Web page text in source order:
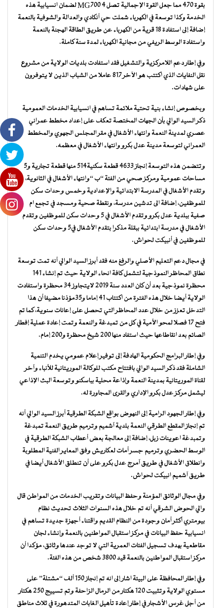
بقوة 470 مما جعل القوة الإجمالية تصل 4 MG700 لضمان انسيابية هذه
الخدمة وكذا توسعة في الكهرباء شملت حي أنكادي والعدالة والشوفية بالنعمة
إضافة إلى استفادة 18 قرية من الكهرباء عن طريق الطاقة الهجنة بالنعمة
واستفادة الوسط الريفي من مجانية الكهرباء لمدة سنة كاملة.
وفي إطار دعم اللامركزية والتشغيل فقد استفادت بلديات الولاية من مشروع
نقل النفايات الذي اكتتب هو الآخر 817 عاملا من الشباب الذين لا يتوفرون
على شهادات.
وبخصوص إنشاء بنية تحتية ملائمة تساهم في انسيابية الخدمات العمومية
ذكر السيد الوالي بأن الجهات المختصة تعكف على إعداد مخطط عمراني
عصري لمدينة النعمة وانتهاء الأشغال في مقر المجلس الجهوي والمخطط
العمراني لتوسعة مدينة عدل بكرو وانتهاء الأشغال في معظمه.
وتتضمن هذه التوسعة إنجاز 4633 قطعة سكنية514 منها قطعة تجارية و5
مساحات عمومية ومركز صحي من الفئة “ب “وانتهاء الأشغال في الثانوية،
وتقدم الأشغال في المدرسة الابتدائية والإعدادية وخمس وحدات سكن
للموظفين، إضافة الى تدشين مدرسة، ونقطة صحية ومسجد في تجمع ام
صفية ببلدية عدل بكرو وتقدم الأشغال في 5 وحدات سكن للموظفين وتقدم
الأشغال في مدرسة ابتدائية ببقلة مذكرا بتقدم الأشغال في5 وحدات سكن
للموظفين في أنبيكت لحواش.
في مجال دعم التعليم الأصلي والرفغ منه فقد أبرز السيد الوالي أنه تمت توسعة
نطاق المحاظر النموذجية لتشمل كافة انحاء الولاية حيث تم إنشاء 141
محظرة نموذجية بعد أن كان العدد سنة 2019 لايتجاوز 34 محظرة واستفادت
الولاية أيضا خلال هذه الفترة من اكتتاب 41 إماما و35مؤذنا مضيفا أن هذا
التدخل تعزز من خلال عدد المحاظر التي تحصل على إعانات سنوية، كما تم
فتح 17 فصلا لمحو الأمية في كل من تمبدغة والنعمة وتمت إعادة عملية إفطار
الصائم بعد انقاطاعها حيث استفاد منها 200 شيخ محظرة و200 إمام.
وفي إطار البرامج الحكومية الهادفة إلى توفير إعلام عمومي يخدم التنمية
الشاملة فقد ذكر السيد الوالي بافتتاح مكتب للوكالة الموريتانية للأنباء وآخر
لقناة الموريتانية بمدينة النعمة وإذاعة محلية بباسكنو وتوسعة البث الإذاعي
ليشمل مركز عدل بكرو الإداري والقرى المجاورة له.
وفي إطار الجهود الرامية إلى النهوض بواقع الشبكة الطرقية أبرز السيد الوالي أنه
تم إنجاز المقطع الطرقي النعمة بلدية آشميم وترميم طريق النعمة تمبدغة
وتمبدغة اعوينات زبل، إضافة إلى معالجة بعض أعطاب الشبكة الطرقية في
الوسط الحضري وترميم جسر أمات لعكاريش وفق المعاير الفنية المطلوبة
وانطلاق الأشغال في طريق آمرج عدل بكرو على أن تنطلق الأشغال أيضا في
طريق آشميم انبيكت لحواش.
وفي مجال الوثائق المؤمنة وحفظ البيانات وتقريب الخدمات من المواطن قال
والي الحوض الشرقي أنه تم خلال هذه السنوات الثلاث تحديث نظام
بيومتري أكثر أمان وجودة من النظام القديم واقتناء أجهزة جديدة تساهم في
انسيابية حفظ البيانات في مركز استقبال المواطنين بالنعمة وإنشاء لجان
مقاطعية بهدف تسجيل الفئات العمرية التي لا توجد عندها وثائق، مؤكدا أن
مركز استقبال المواطنين بالنعمة قيد 3800 شخص من هذه الفئة.
وفي إطار المحافظة على البيئة اشار إلى انه تم إنجاز 150 ألف “مشتلة” على
مستوي الولاية وتثبيت 120 هكتار من الرمال الزاحفة وتم تسييج 250 هكتار
من أجل غرس الأشجار في إطار إعادة تأهيل الغابات المتدهورة في ثلاث مناطق